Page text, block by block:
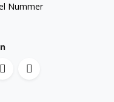
Nummer